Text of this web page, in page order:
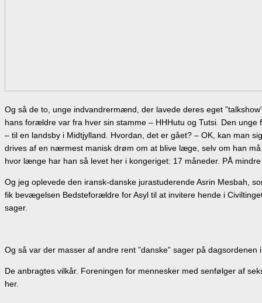
Og så de to, unge indvandrermænd, der lavede deres eget
hans forældre var fra hver sin stamme – HHHutu og Tutsi. Den
– til en landsby i Midtjylland. Hvordan, det er gået? – OK, kan man
drives af en nærmest manisk drøm om at blive læge, selv om han
hvor længe har han så levet her i kongeriget: 17 måneder. PÅ
Og jeg oplevede den iransk-danske jurastuderende Asrin Mesbah,
fik bevægelsen Bedsteforældre for Asyl til at invitere hende i
sager.
Og så var der masser af andre rent ”danske” sager på dagsordenen
De anbragtes vilkår. Foreningen for mennesker med senfølger af
her.